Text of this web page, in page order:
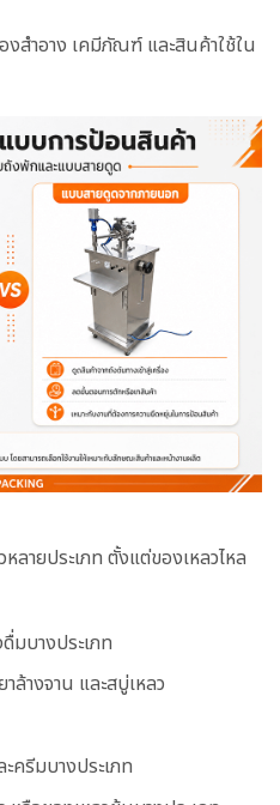
งสำอาง เคมีภัณฑ์ และสินค้าใช้ใน
ลายประเภท ตั้งแต่ของเหลวไหล
มบางประเภท
ล้างจาน และสบู่เหลว
ครีมบางประเภท